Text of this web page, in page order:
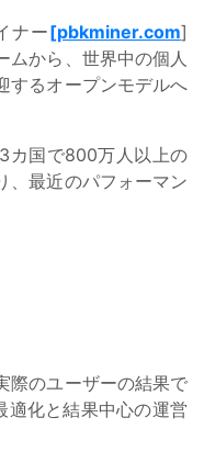
ナー[pbkminer.com]
ムから、世界中の個人
するオープンモデルへ
カ国で800万人以上の
、最近のパフォーマン
際のユーザーの結果で
適化と結果中心の運営